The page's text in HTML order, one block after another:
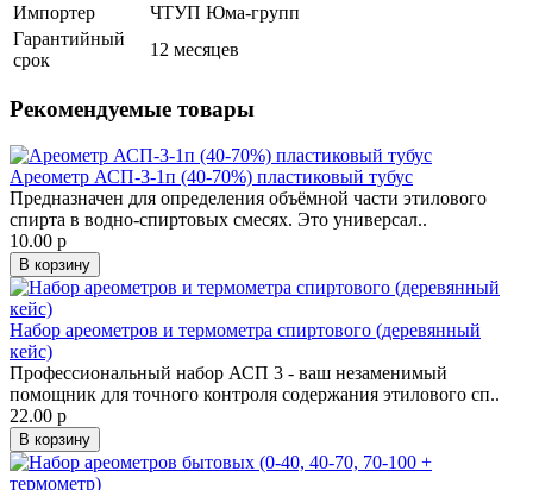
Импортер
ЧТУП Юма-групп
Гарантийный
срок
12 месяцев
Рекомендуемые товары
Ареометр АСП-3-1п (40-70%) пластиковый тубус
Предназначен для определения объёмной части этилового
спирта в водно-спиртовых смесях. Это универсал..
10.00 р
В корзину
Набор ареометров и термометра спиртового (деревянный
кейс)
Профессиональный набор АСП 3 - ваш незаменимый
помощник для точного контроля содержания этилового сп..
22.00 р
В корзину